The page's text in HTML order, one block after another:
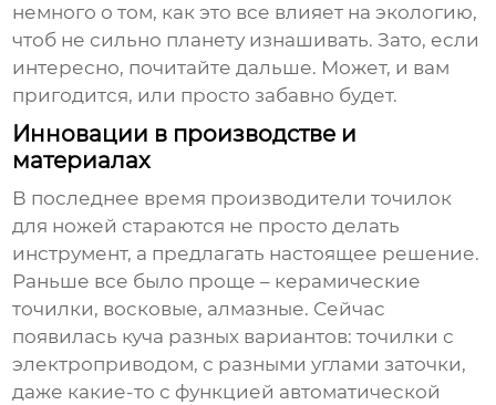
немного о том, как это все влияет на экологию,
чтоб не сильно планету изнашивать. Зато, если
интересно, почитайте дальше. Может, и вам
пригодится, или просто забавно будет.
Инновации в производстве и
материалах
В последнее время производителиточилок
для ножей стараются не просто делать
инструмент, а предлагать настоящее решение.
Раньше все было проще – керамические
точилки, восковые, алмазные. Сейчас
появилась куча разных вариантов: точилки с
электроприводом, с разными углами заточки,
даже какие-то с функцией автоматической